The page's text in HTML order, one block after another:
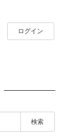
ログイン